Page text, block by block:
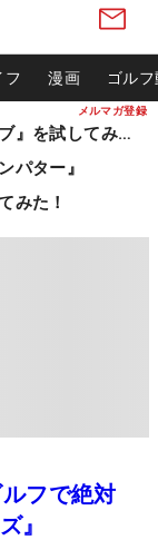
メルマガ登録
フ 漫画 ゴル
飛距離アップの新提案『右手グローブ』を試してみた！
パター』
みた！
フで絶対
』